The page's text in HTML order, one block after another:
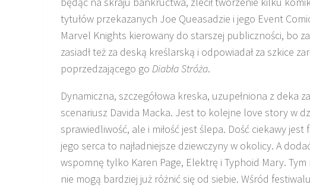
tytułów przekazanych Joe Queasadzie i jego Event
Marvel Knights kierowany do starszej publiczności, bo
zasiadł też za deską kreślarską i odpowiadał za szkice
poprzedzającego go Diabła Stróża.
Dynamiczna, szczegółowa kreska, uzupełniona z deka
scenariusz Davida Macka. Jest to kolejne love story w
sprawiedliwość, ale i miłość jest ślepa. Dość ciekawy
jego serca to najładniejsze dziewczyny w okolicy. A
wspomnę tylko Karen Page, Elektrę i Typhoid Mary.
nie mogą bardziej już różnić się od siebie. Wśród